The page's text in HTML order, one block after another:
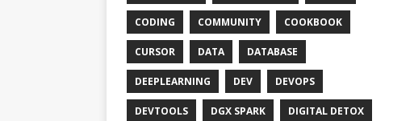
CODING COMMUNITY COOKBOOK
CURSOR DATA DATABASE
DEEPLEARNING DEV DEVOPS
DEVTOOLS DGX SPARK DIGITAL DETOX